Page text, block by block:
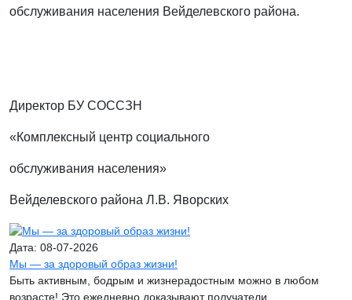
обслуживания населения Вейделевского района.
Директор БУ СОССЗН
«Комплексный центр социального
обслуживания населения»
Вейделевского района Л.В. Яворских
Дата: 08-07-2026
Мы — за здоровый образ жизни!
Быть активным, бодрым и жизнерадостным можно в любом
возрасте! Это ежедневно доказывают получатели ...